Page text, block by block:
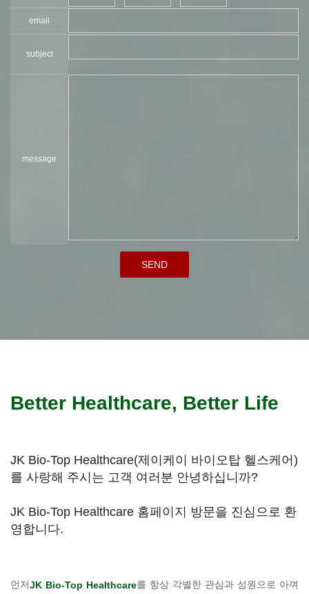
email
subject
message
SEND
Better Healthcare, Better Life
JK Bio-Top Healthcare(제이케이 바이오탑 헬스케어)
를 사랑해 주시는 고객 여러분 안녕하십니까?
JK Bio-Top Healthcare 홈페이지 방문을 진심으로 환
영합니다.
먼저JK Bio-Top Healthcare를 항상 각별한 관심과 성원으로 아껴